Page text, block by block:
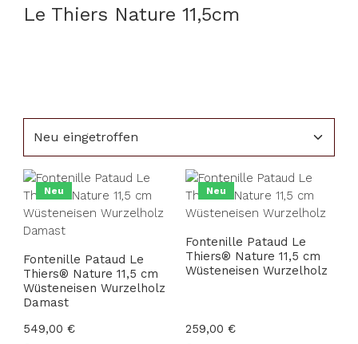
Le Thiers Nature 11,5cm
Neu
Fontenille Pataud Le
Thiers® Nature 11,5 cm
Wüsteneisen Wurzelholz
Damast
Regulärer Preis:
549,00 €
Neu
Fontenille Pataud Le
Thiers® Nature 11,5 cm
Wüsteneisen Wurzelholz
Regulärer Preis:
259,00 €